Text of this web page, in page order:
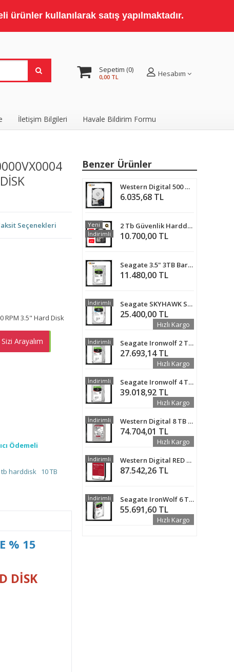
kullanılarak satış yapılmaktadır.
Sepetim 0
0,00 TL Hesabım
İletişim Bilgileri Havale Bildirim Formu
Seçenekleri
RPM 3.5" Hard Disk
AL
Arayalım
Ödemeli
tb harddisk 10 TB
% 15
DISK
Benzer Ürünler
Western Digital 500 GB HDD GÜVENLİK HARD DİSKİ
6.035,68 TL
2 Tb Güvenlik Harddiski 7/24 5900 Rpm Kamera Sistemleri İçin
10.700,00 TL
Yeni
İndirimli
Seagate 3.5" 3TB Barracuda SATA 3.0 7200 RPM Hard Disk
11.480,00 TL
Seagate SKYHAWK ST6000VX001 6 TB 256 MB 5900 RPM GÜVENLİK HARD DİSKİ
25.400,00 TL
İndirimli
Hızlı Kargo
Seagate Ironwolf 2 TB ST2000VN004 SATA 3.0 5900 RPM 3.5" Harddisk
27.693,14 TL
İndirimli
Hızlı Kargo
Seagate Ironwolf 4 TB ST4000VN008 SATA 3.0 5900 RPM 3.5" Harddisk
39.018,92 TL
İndirimli
Hızlı Kargo
Western Digital 8 TB WD80EFAX SATA 3.0 5400 RPM 3,5" 256 MB HARDDİSK
74.704,01 TL
İndirimli
Hızlı Kargo
Western Digital RED 14 TB WD140EFFX 512MB 3.5" SATA 3 GÜVENLİK DİSKİ
87.542,26 TL
İndirimli
Seagate IronWolf 6 TB ST6000VN001 5400 RPM SATA III 3.5" Güvenlik Hard disk
55.691,60 TL
İndirimli
Hızlı Kargo